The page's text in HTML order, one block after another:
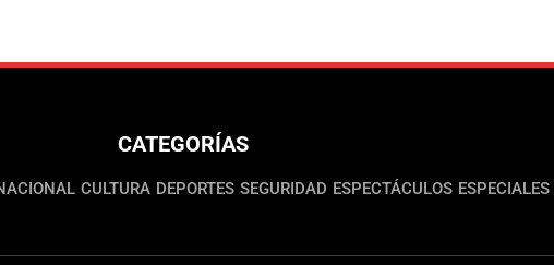
CATEGORÍAS
CULTURA DEPORTES SEGURIDAD ESPECTÁCULOS ESPECIALES